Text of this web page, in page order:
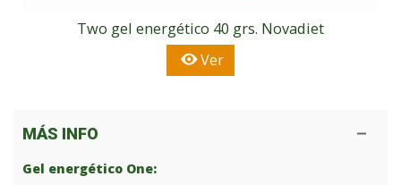
Two gel energético 40 grs. Novadiet
Ver
MÁS INFO
Gel energético One: